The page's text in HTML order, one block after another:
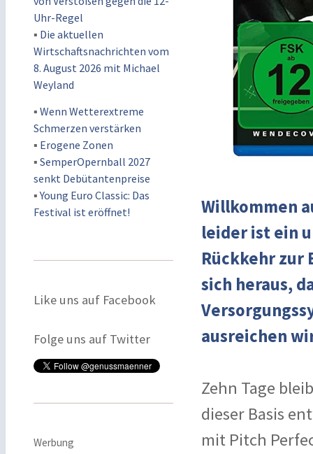
Uhr-Regel
▪ Die aktuellen
Wirtschaftsnachrichten vom
8. August 2026 mit Michael
Weyland
▪ Wenn Wetterextreme
Schmerzen verstärken
▪ Erogene Zonen
▪ SemperOpernball 2027
senkt Debütantenpreise
▪Young Euro Classic: Das
Festival ist eröffnet!
Like uns auf Facebook
Folge uns auf Twitter
Werbung
Willkommen
leider ist ein
Rückkehr zur
sich heraus,
ausreichen
Zehn Tage
dieser Basis
mit Pitch